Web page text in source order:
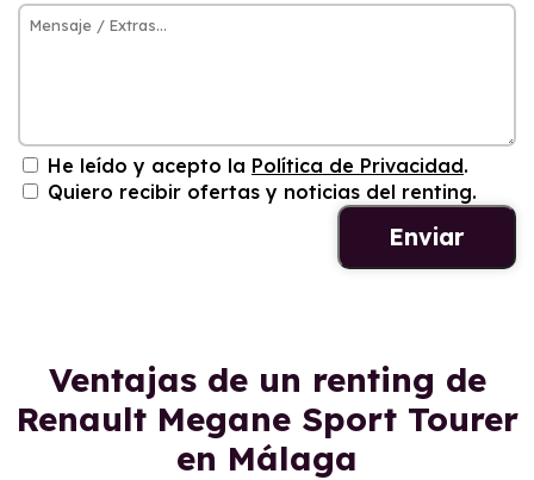
He leído y acepto la Política de Privacidad.
Quiero recibir ofertas y noticias del renting.
Ventajas de un renting de
Renault Megane Sport Tourer
en Málaga